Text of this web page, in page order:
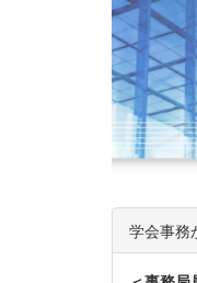
学会事務